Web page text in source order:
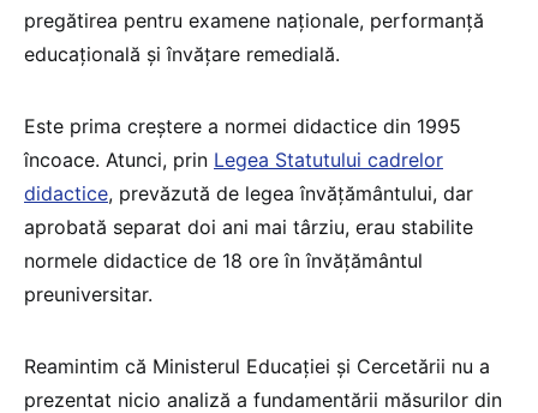
pregătirea pentru examene naționale, performanță
educațională și învățare remedială.
Este prima creștere a normei didactice din 1995
încoace. Atunci, prin Legea Statutului cadrelor
didactice, prevăzută de legea învățământului, dar
aprobată separat doi ani mai târziu, erau stabilite
normele didactice de 18 ore în învățământul
preuniversitar.
Reamintim că Ministerul Educației și Cercetării nu a
prezentat nicio analiză a fundamentării măsurilor din